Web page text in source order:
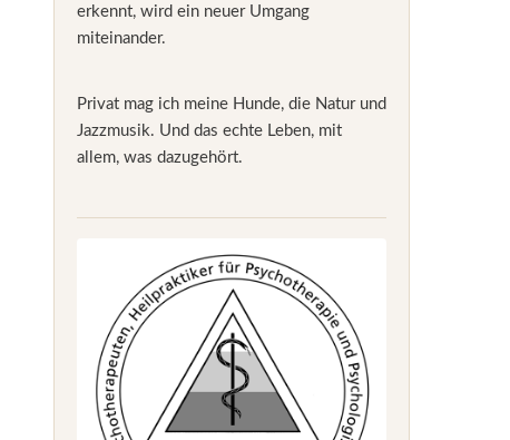
erkennt, wird ein neuer Umgang
miteinander.
Privat mag ich meine Hunde, die Natur und
Jazzmusik. Und das echte Leben, mit
allem, was dazugehört.